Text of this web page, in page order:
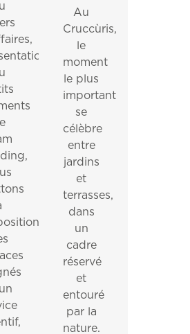
Au
Cruccùris,
le
moment
le plus
important
se
célèbre
entre
jardins
et
terrasses,
dans
un
cadre
réservé
et
entouré
par la
nature.